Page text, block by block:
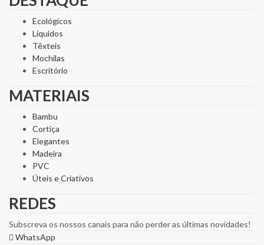
Ecológicos
Líquidos
Têxteis
Mochilas
Escritório
MATERIAIS
Bambu
Cortiça
Elegantes
Madeira
PVC
Úteis e Criativos
REDES
Subscreva os nossos canais para não perder as últimas novidades!
WhatsApp